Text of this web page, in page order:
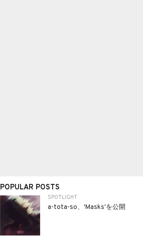
POPULAR POSTS
SPOTLIGHT
a-tota-so、'Masks'を公開